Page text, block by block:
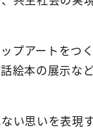
プアートをつ
絵本の展示な
い思いを表現